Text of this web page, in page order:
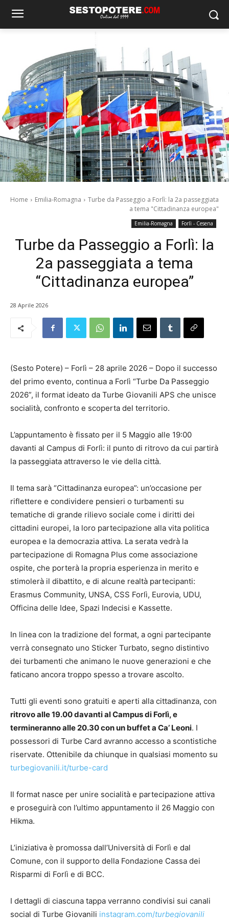
Home Emilia-Romagna
Turbe da Passeggio a Forlì: la 2a passeggiata
a tema "Cittadinanza europea"
Emilia-Romagna Forlì - Cesena
Turbe da Passeggio a Forlì: la
2a passeggiata a tema
“Cittadinanza europea”
28 Aprile 2026
(Sesto Potere) – Forlì – 28 aprile 2026 – Dopo il successo
del primo evento, continua a Forlì “Turbe Da Passeggio
2026”, il format ideato da Turbe Giovanili APS che unisce
socialità, confronto e scoperta del territorio.
L’appuntamento è fissato per il 5 Maggio alle 19:00
davanti al Campus di Forlì: il punto di ritrovo da cui partirà
la passeggiata attraverso le vie della città.
Il tema sarà “Cittadinanza europea”: un’occasione per
riflettere e condividere pensieri o turbamenti su
tematiche di grande rilievo sociale come i diritti dei
cittadini europei, la loro partecipazione alla vita politica
europea e la democrazia attiva. La serata vedrà la
partecipazione di Romagna Plus come associazione
ospite, che porterà la propria esperienza in merito e
stimolerà il dibattito, e di alcune realtà partecipanti:
Erasmus Community, UNSA, CSS Forlì, Eurovia, UDU,
Officina delle Idee, Spazi Indecisi e Kassette.
In linea con la tradizione del format, a ogni partecipante
verrà consegnato uno Sticker Turbato, segno distintivo
dei turbamenti che animano le nuove generazioni e che
faticano ancora troppo spesso a trovare ascolto.
Tutti gli eventi sono gratuiti e aperti alla cittadinanza, con
ritrovo alle 19.00 davanti al Campus di Forlì, e
termineranno alle 20.30 con un buffet a Ca’ Leoni. I
possessori di Turbe Card avranno accesso a scontistiche
riservate. Ottenibile da chiunque in qualsiasi momento su
turbegiovanili.it/turbe-card
Il format nasce per unire socialità e partecipazione attiva
e proseguirà con l’ultimo appuntamento il 26 Maggio con
Hikma.
L’iniziativa è promossa dall’Università di Forlì e dal
Comune, con il supporto della Fondazione Cassa dei
Risparmi di Forlì e di BCC.
I dettagli di ciascuna tappa verranno condivisi sui canali
social di Turbe Giovanili instagram.com/turbegiovanili